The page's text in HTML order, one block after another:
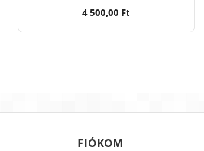
4 500,00 Ft
FIÓKOM